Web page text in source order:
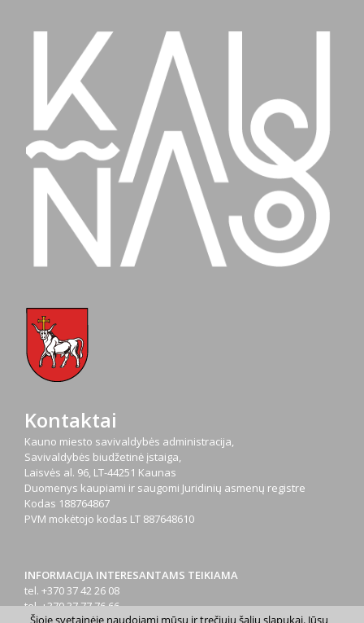
Kontaktai
Kauno miesto savivaldybės administracija,
Savivaldybės biudžetinė įstaiga,
Laisvės al. 96, LT-44251 Kaunas
Duomenys kaupiami ir saugomi Juridinių asmenų registre
Kodas 188764867
PVM mokėtojo kodas LT 887648610
INFORMACIJA INTERESANTAMS TEIKIAMA
tel. +370 37 42 26 08
tel. +370 37 77 76 66
Šioje svetainėje naudojami mūsų ir trečiųjų šalių slapukai. Jūsų